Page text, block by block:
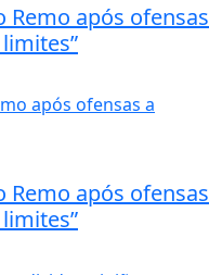
Remo após ofensas
Remo após ofensas